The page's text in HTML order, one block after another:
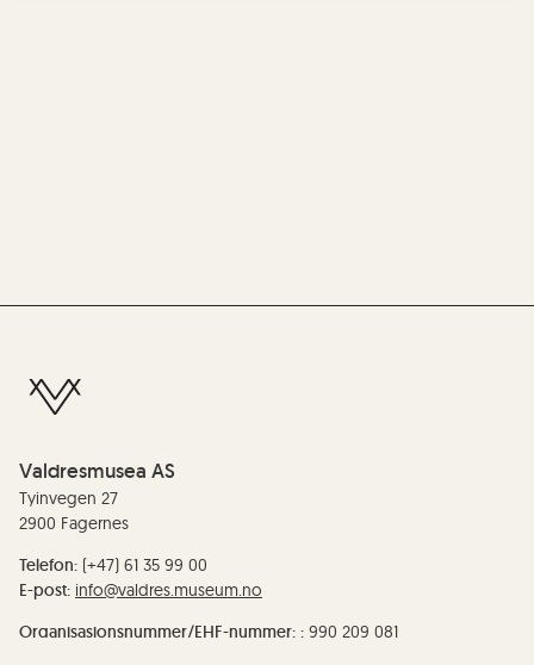
Valdresmusea AS
Tyinvegen 27
2900 Fagernes
Telefon: (+47) 61 35 99 00
E-post: info@valdres.museum.no
Organisasjonsnummer/EHF-nummer: : 990 209 081